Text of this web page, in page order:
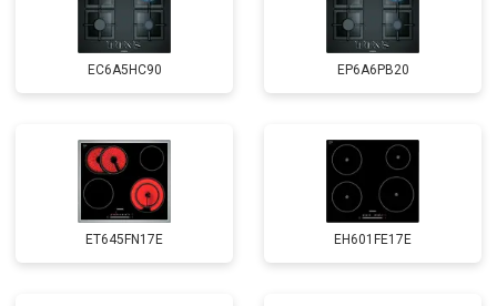
EC6A5HC90 EP6A6PB20
ET645FN17E EH601FE17E